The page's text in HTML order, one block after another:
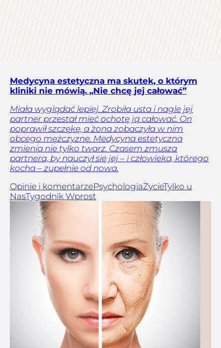
Medycyna estetyczna ma skutek, o którym
kliniki nie mówią. „Nie chcę jej całować”
Miała wyglądać lepiej. Zrobiła usta i nagle jej
partner przestał mieć ochotę ją całować. On
poprawił szczękę, a żona zobaczyła w nim
obcego mężczyznę. Medycyna estetyczna
zmienia nie tylko twarz. Czasem zmusza
partnera, by nauczył się jej – i człowieka, którego
kocha – zupełnie od nowa.
Opinie i komentarzePsychologiaŻycieTylko u
NasTygodnik Wprost